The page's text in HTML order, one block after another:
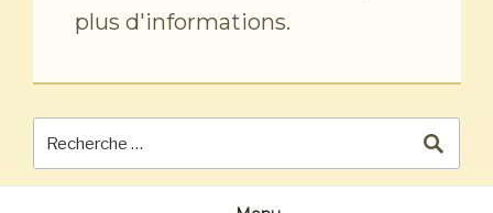
plus d'informations.